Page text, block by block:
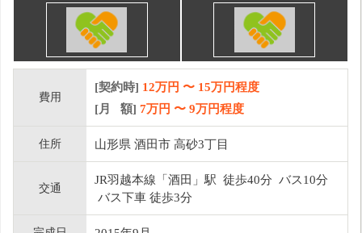
費用
[契約時] 12万円 〜 15万円程度
[月 額] 7万円 〜 9万円程度
住所 山形県 酒田市 高砂3丁目
交通
JR羽越本線「酒田」駅 徒歩40分 バス10分
バス下車 徒歩3分